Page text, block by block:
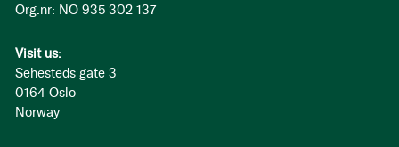
Org.nr: NO 935 302 137
Visit us:
Sehesteds gate 3
0164 Oslo
Norway